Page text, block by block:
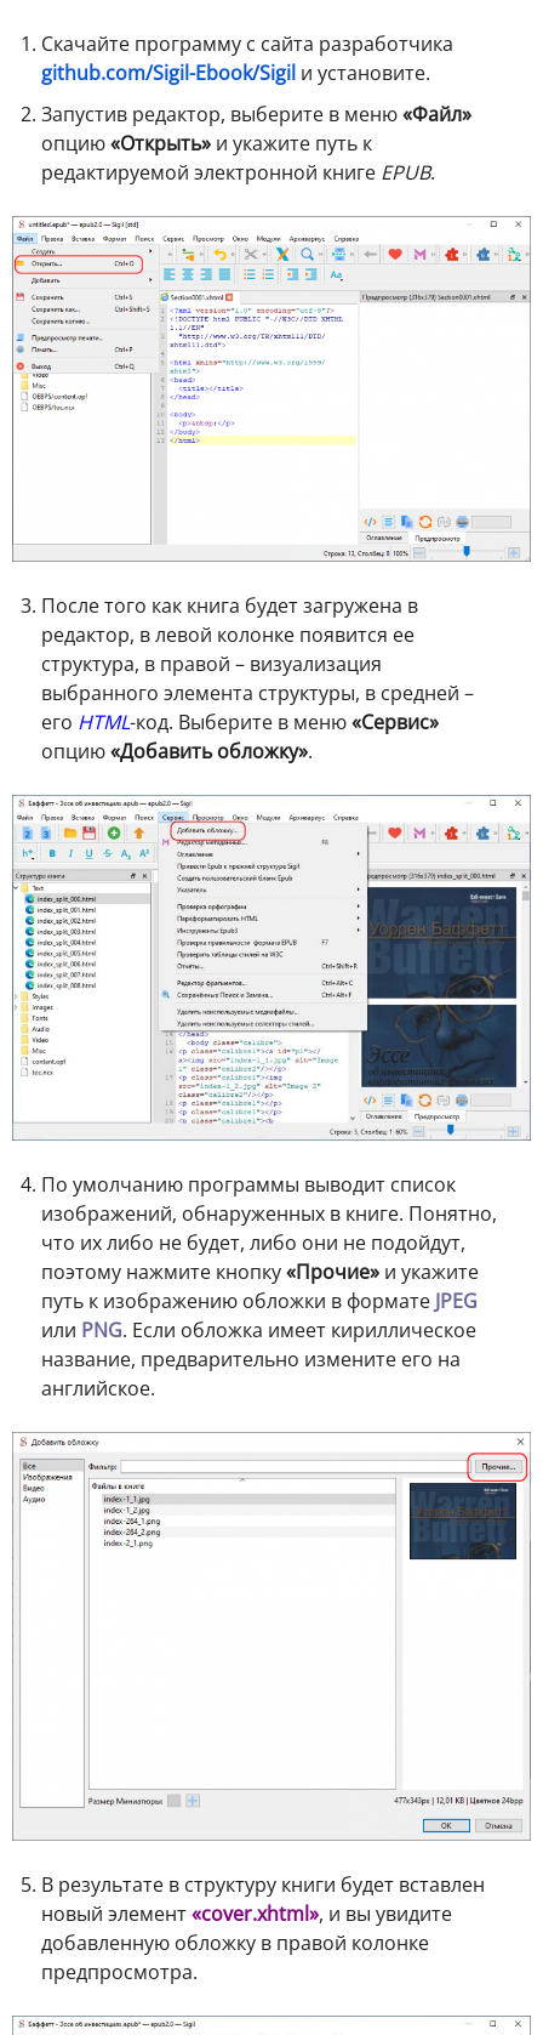
Скачайте программу с сайта разработчика
github.com/Sigil-Ebook/Sigil и установите.
Запустив редактор, выберите в меню«Файл»
опцию«Открыть» и укажите путь к
редактируемой электронной книге EPUB.
После того как книга будет загружена в
редактор, в левой колонке появится ее
структура, в правой – визуализация
выбранного элемента структуры, в средней –
его HTML-код. Выберите в меню«Сервис»
опцию«Добавить обложку».
По умолчанию программы выводит список
изображений, обнаруженных в книге. Понятно,
что их либо не будет, либо они не подойдут,
поэтому нажмите кнопку«Прочие» и укажите
путь к изображению обложки в формате JPEG
или PNG. Если обложка имеет кириллическое
название, предварительно измените его на
английское.
В результате в структуру книги будет вставлен
новый элемент«cover.xhtml», и вы увидите
добавленную обложку в правой колонке
предпросмотра.